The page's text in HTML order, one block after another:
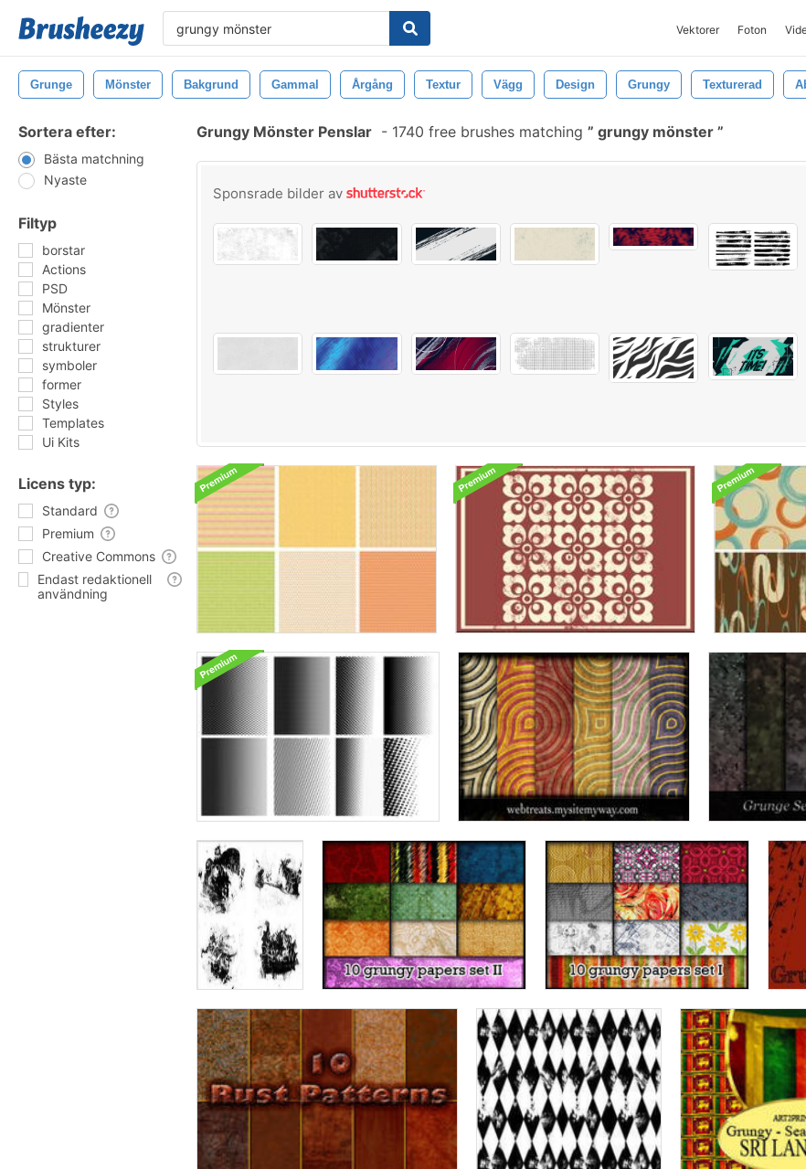
Vektorer Foton
Grunge Mönster Bakgrund Gammal Årgång Textur Vägg Design Grungy Texturerad
Sortera efter:
Bästa matchning
Nyaste
Filtyp
borstar
Actions
PSD
Mönster
gradienter
strukturer
symboler
former
Styles
Templates
Ui Kits
Licens typ:
Standard
Premium
Creative Commons
Endast redaktionell
användning
Grungy Mönster Penslar - 1740 free brushes matching grungy mönster
Sponsrade bilder av